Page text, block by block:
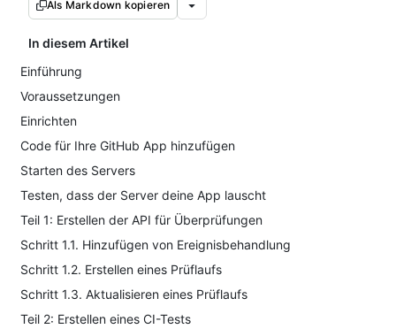
Als Markdown kopieren
In diesem Artikel
Einführung
Voraussetzungen
Einrichten
Code für Ihre GitHub App hinzufügen
Starten des Servers
Testen, dass der Server deine App lauscht
Teil 1: Erstellen der API für Überprüfungen
Schritt 1.1. Hinzufügen von Ereignisbehandlung
Schritt 1.2. Erstellen eines Prüflaufs
Schritt 1.3. Aktualisieren eines Prüflaufs
Teil 2: Erstellen eines CI-Tests